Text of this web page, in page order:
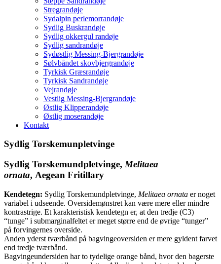
Stregrandøje
Sydalpin perlemorrandøje
Sydlig Buskrandøje
Sydlig okkergul randøje
Sydlig sandrandøje
Sydøstlig Messing-Bjergrandøje
Sølvbåndet skovbjergrandøje
Tyrkisk Græsrandøje
Tyrkisk Sandrandøje
Vejrandøje
Vestlig Messing-Bjergrandøje
Østlig Klipperandøje
Østlig moserandøje
Kontakt
Sydlig Torskemunpletvinge
Sydlig Torskemundpletvinge, Melitaea
ornata, Aegean Fritillary
Kendetegn: Sydlig Torskemundpletvinge, Melitaea ornata er noget
variabel i udseende. Oversidemønstret kan være mere eller mindre
kontrastrige. Et karakteristisk kendetegn er, at den tredje (C3)
“tunge” i submarginalfeltet er meget større end de øvrige “tunger”
på forvingernes overside.
Anden yderst tværbånd på bagvingeoversiden er mere gyldent farvet
end tredje tværbånd.
Bagvingeundersiden har to tydelige orange bånd, hvor den bagerste